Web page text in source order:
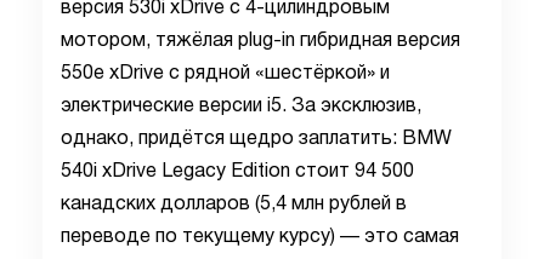
версия 530i xDrive с 4-цилиндровым
мотором, тяжёлая plug-in гибридная версия
550e xDrive с рядной «шестёркой» и
электрические версии i5. За эксклюзив,
однако, придётся щедро заплатить: BMW
540i xDrive Legacy Edition стоит 94 500
канадских долларов (5,4 млн рублей в
переводе по текущему курсу) — это самая